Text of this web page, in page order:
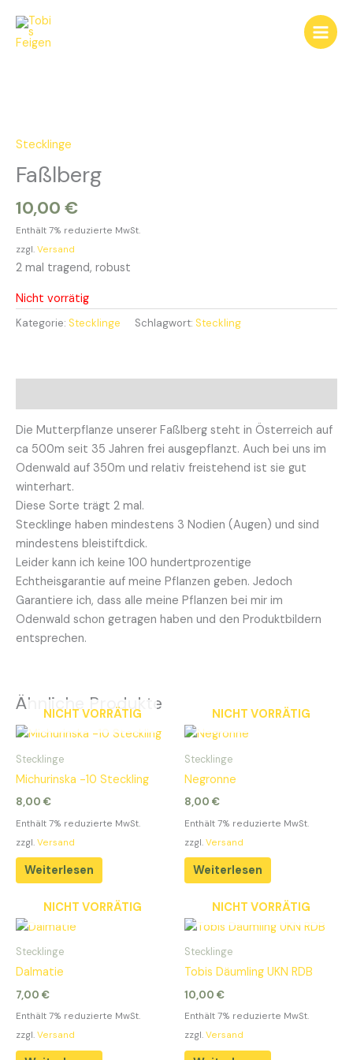
Inhalt
springen
Stecklinge
Faßlberg
10,00 €
Enthält 7% reduzierte MwSt.
zzgl.Versand
2 mal tragend, robust
Nicht vorrätig
Kategorie: Stecklinge Schlagwort: Steckling
Die Mutterpflanze unserer Faßlberg steht in Österreich auf
ca 500m seit 35 Jahren frei ausgepflanzt. Auch bei uns im
Odenwald auf 350m und relativ freistehend ist sie gut
winterhart.
Diese Sorte trägt 2 mal.
Stecklinge haben mindestens 3 Nodien (Augen) und sind
mindestens bleistiftdick.
Leider kann ich keine 100 hundertprozentige
Echtheisgarantie auf meine Pflanzen geben. Jedoch
Garantiere ich, dass alle meine Pflanzen bei mir im
Odenwald schon getragen haben und den Produktbildern
entsprechen.
Ähnliche Produkte
NICHT VORRÄTIG
Stecklinge
Michurinska -10 Steckling
8,00 €
Enthält 7% reduzierte MwSt.
zzgl.Versand
Weiterlesen
NICHT VORRÄTIG
Stecklinge
Negronne
8,00 €
Enthält 7% reduzierte MwSt.
zzgl.Versand
Weiterlesen
NICHT VORRÄTIG
Stecklinge
Dalmatie
7,00 €
Enthält 7% reduzierte MwSt.
zzgl.Versand
NICHT VORRÄTIG
Stecklinge
Tobis Däumling UKN RDB
10,00 €
Enthält 7% reduzierte MwSt.
zzgl.Versand